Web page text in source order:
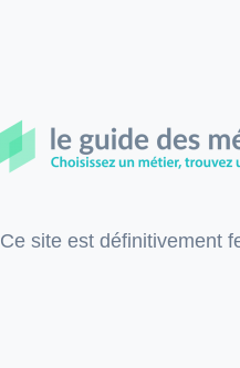
Ce site est définitivement